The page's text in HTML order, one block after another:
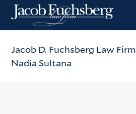
Jacob D. Fuchsberg Law Firm
Nadia Sultana